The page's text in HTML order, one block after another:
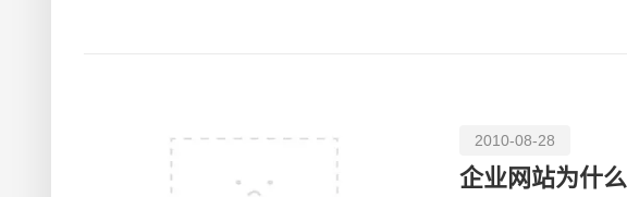
2010-08-28
企业网站为什